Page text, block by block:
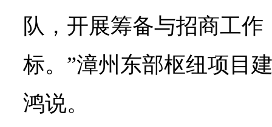
队，开展筹备与招商工
标。”漳州东部枢纽项目
鸿说。